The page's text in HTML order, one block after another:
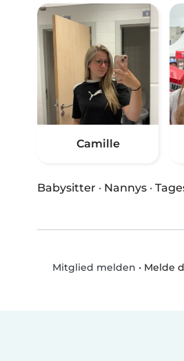
Camille
Babysitter · Nannys ·
Mitglied melden • Melde